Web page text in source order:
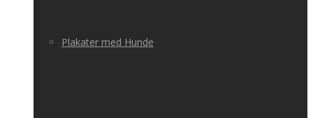
Plakater med Hunde